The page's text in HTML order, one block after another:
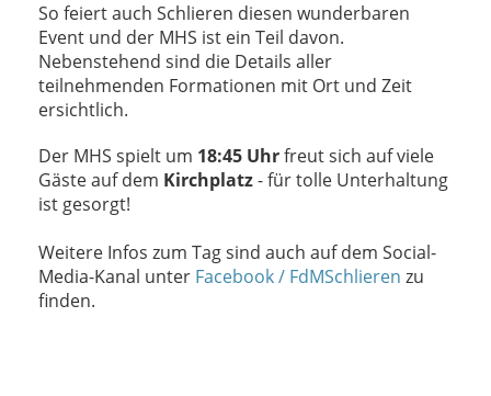
So feiert auch Schlieren diesen wunderbaren
Event und der MHS ist ein Teil davon.
Nebenstehend sind die Details aller
teilnehmenden Formationen mit Ort und Zeit
ersichtlich.
Der MHS spielt um 18:45 Uhrfreut sich auf viele
Gäste auf dem Kirchplatz- für tolle Unterhaltung
ist gesorgt!
Weitere Infos zum Tag sind auch auf dem Social-
Media-Kanal unter Facebook / FdMSchlieren zu
finden.